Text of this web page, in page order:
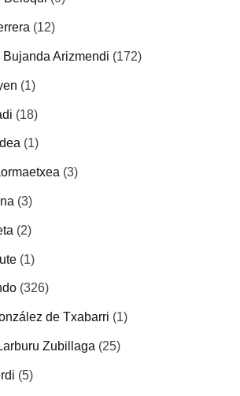
(12)
Arizmendi (172)
(1)
(18)
(1)
(3)
(3)
(2)
(1)
(326)
de Txabarri (1)
Zubillaga (25)
(5)